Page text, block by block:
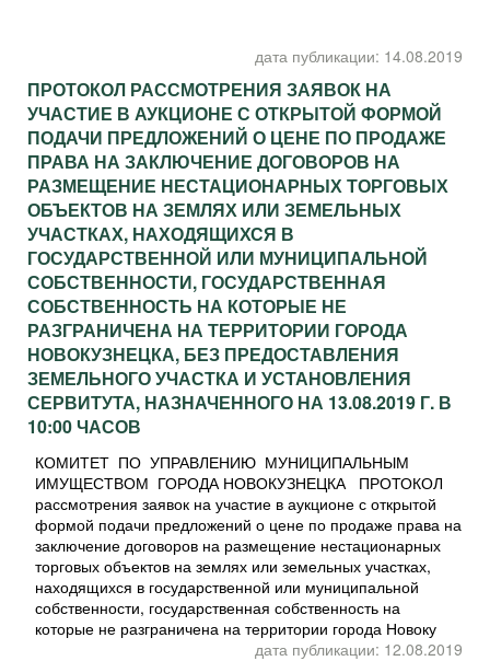
дата публикации: 14.08.2019
ПРОТОКОЛ РАССМОТРЕНИЯ ЗАЯВОК НА
УЧАСТИЕ В АУКЦИОНЕ С ОТКРЫТОЙ ФОРМОЙ
ПОДАЧИ ПРЕДЛОЖЕНИЙ О ЦЕНЕ ПО ПРОДАЖЕ
ПРАВА НА ЗАКЛЮЧЕНИЕ ДОГОВОРОВ НА
РАЗМЕЩЕНИЕ НЕСТАЦИОНАРНЫХ ТОРГОВЫХ
ОБЪЕКТОВ НА ЗЕМЛЯХ ИЛИ ЗЕМЕЛЬНЫХ
УЧАСТКАХ, НАХОДЯЩИХСЯ В
ГОСУДАРСТВЕННОЙ ИЛИ МУНИЦИПАЛЬНОЙ
СОБСТВЕННОСТИ, ГОСУДАРСТВЕННАЯ
СОБСТВЕННОСТЬ НА КОТОРЫЕ НЕ
РАЗГРАНИЧЕНА НА ТЕРРИТОРИИ ГОРОДА
НОВОКУЗНЕЦКА, БЕЗ ПРЕДОСТАВЛЕНИЯ
ЗЕМЕЛЬНОГО УЧАСТКА И УСТАНОВЛЕНИЯ
СЕРВИТУТА, НАЗНАЧЕННОГО НА 13.08.2019 Г. В
10:00 ЧАСОВ
КОМИТЕТ ПО УПРАВЛЕНИЮ МУНИЦИПАЛЬНЫМ
ИМУЩЕСТВОМ ГОРОДА НОВОКУЗНЕЦКА ПРОТОКОЛ
рассмотрения заявок на участие в аукционе с открытой
формой подачи предложений о цене по продаже права на
заключение договоров на размещение нестационарных
торговых объектов на землях или земельных участках,
находящихся в государственной или муниципальной
собственности, государственная собственность на
которые не разграничена на территории города Новоку
дата публикации: 12.08.2019